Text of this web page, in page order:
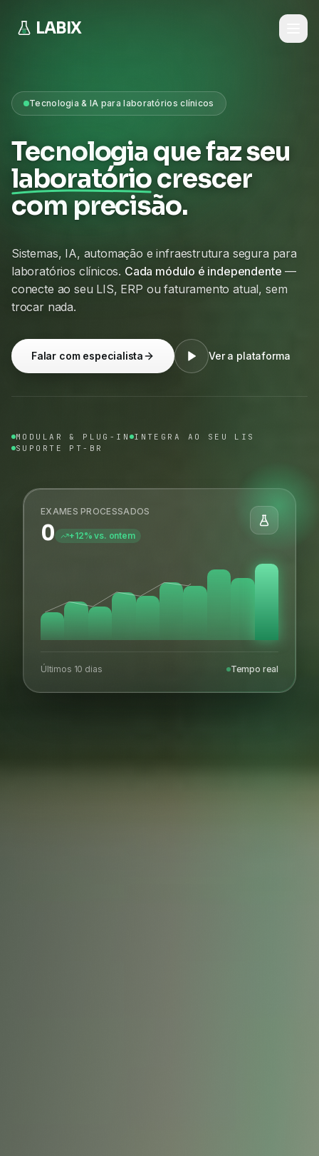
LABIX
Tecnologia & IA para laboratórios clínicos
Tecnologia que faz seu
laboratóriocrescer
com precisão.
Sistemas, IA, automação e infraestrutura segura para
laboratórios clínicos. Cada módulo é independente —
conecte ao seu LIS, ERP ou faturamento atual, sem
trocar nada.
Falar com especialista Ver a plataforma
MODULAR & PLUG-IN INTEGRA AO SEU LIS
SUPORTE PT-BR
EXAMES PROCESSADOS
0 +12% vs. ontem
Últimos 10 dias Tempo real